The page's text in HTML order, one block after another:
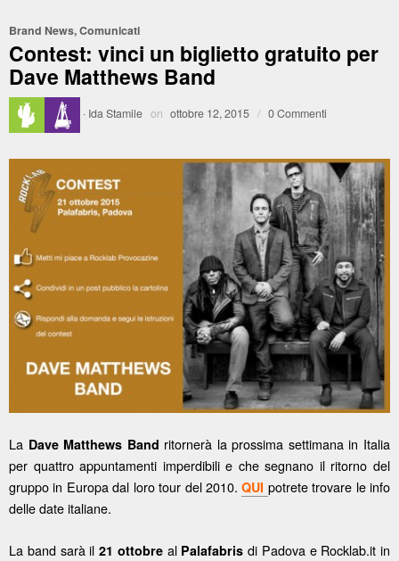
Brand News,Comunicati
Contest: vinci un biglietto gratuito per
Dave Matthews Band
· Ida Stamile on ottobre 12, 2015 / 0 Commenti
La Dave Matthews Band ritornerà la prossima settimana in Italia
per quattro appuntamenti imperdibili e che segnano il ritorno del
gruppo in Europa dal loro tour del 2010.QUI potrete trovare le info
delle date italiane.
La band sarà il 21 ottobreal Palafabris di Padova e Rocklab.it in